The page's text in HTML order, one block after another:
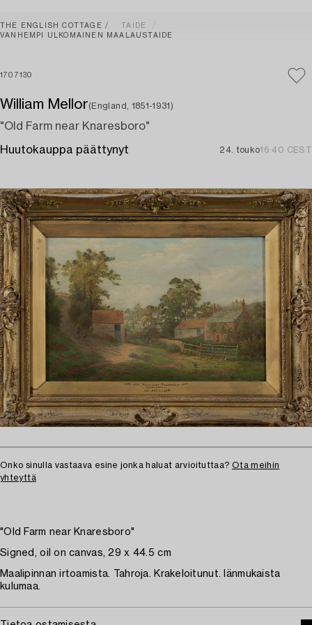
THE ENGLISH COTTAGE
TAIDE
VANHEMPI ULKOMAINEN MAALAUSTAIDE
1707130
William Mellor(England, 1851-1931)
"Old Farm near Knaresboro"
Huutokauppa päättynyt 24. touko16:40 CEST
Onko sinulla vastaava esine jonka haluat arvioituttaa? Ota meihin
yhteyttä
"Old Farm near Knaresboro"
Signed, oil on canvas, 29 x 44.5 cm
Maalipinnan irtoamista. Tahroja. Krakeloitunut. Iänmukaista
kulumaa.